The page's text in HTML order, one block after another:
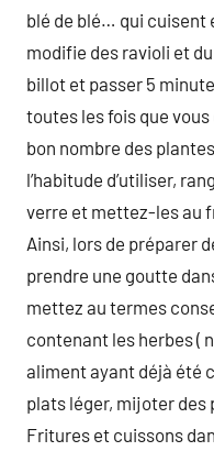
blé de blé… qui cuisent
modifie des ravioli et
billot et passer 5
toutes les fois que
bon nombre des
l’habitude d’utiliser,
verre et mettez-les au
Ainsi, lors de préparer
prendre une goutte
mettez au termes
contenant les herbes (
aliment ayant déjà été
plats léger, mijoter des
Fritures et cuissons